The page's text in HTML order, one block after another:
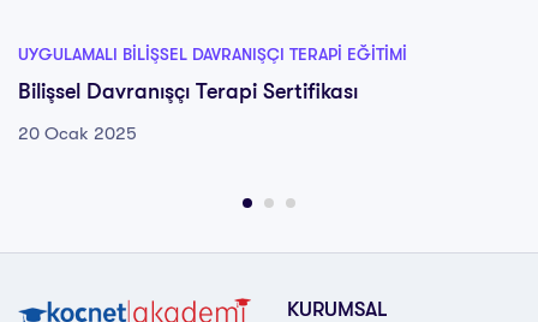
UYGULAMALI BILIŞSEL DAVRANIŞÇI TERAPI EĞITIMI
Bilişsel Davranışçı Terapi Sertifikası
20 Ocak 2025
KURUMSAL